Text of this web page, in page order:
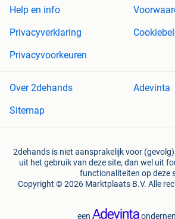
Help en info
Privacyverklaring
Privacyvoorkeuren
Over 2dehands
Adevinta
Sitemap
2dehands is niet aansprakelijk voor
uit het gebruik van deze site, dan wel uit
functionaliteiten op deze
Copyright © 2026 Marktplaats B.V. Alle
een